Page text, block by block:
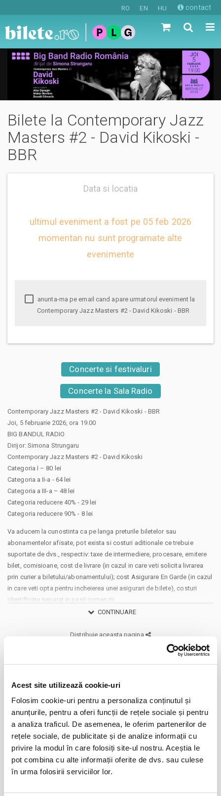
Acest site utilizează cookie-uri
Folosim cookie-uri pentru a personaliza conținutul și
anunțurile, pentru a oferi funcții de rețele sociale și pentru
a analiza traficul. De asemenea, le oferim partenerilor de
rețele sociale, de publicitate și de analize informații cu
privire la modul în care folosiți site-ul nostru. Aceștia le
pot combina cu alte informații oferite de dvs. sau culese
în urma folosirii serviciilor lor.
RO EN HU contact
Bilete la Contemporary Jazz
Masters #2 - David Kikoski -
BBR
Data si locatia
ultimul eveniment a fost pe 05 feb 2026
momentan nu sunt programate alte
evenimente
Contemporary Jazz Masters #2 - David Kikoski - BBR
Concerte si festivaluri
Concerte la Sala Radio
Contemporary Jazz Masters #2 - David Kikoski - BBR
Joi, 5 februarie 2026, ora 19.00
BIG BANDUL RADIO
Dirijor: Simona Strungaru
Contemporary Jazz Masters #2 - David Kikoski
Categoria I – 80 lei
Categoria a II-a - 64 lei
Categoria a III-a – 48 lei
Categoria reducere 40% - 29 lei
Categoria reducere 90% - 8 lei
Va aducem la cunostinta ca pe langa preturile biletelor sau
abonamentelor afisate, pot exista si costuri aditionale ce trebuie
suportate de dvs., respectiv: taxe de intermediere, procesare, emitere
bilet, comisioane, cost de livrare (in cazul in care veti solicita livrarea
prin curier a biletului/abonamentului); cost Asigurare En Garde (in cazul
in care veti opta pentru incheierea unei asigurari de bilete), costuri
identificate separat in pasii comenzii.
Prin cumpararea unui bilet sau abonament de pe site-ul nostru Bilete.ro,
eveniment, precum siTermenii si Conditiilesite-ului Bilete.ro
Taxa administrare - 2%
eveniment, adulti si copii, trebuie sa cumpere bilet sau abonament,
indiferent de varsta. (Mai putin cazurile unde este specificata gratuitate
in limita de varsta).
Va rugam sa respectati orele de acces in sala de spectacol sau in locul
de desfasurare a evenimentului inscriptionate pe bilet, pentru a evita
aglomerarea pe caile de acces sau deranjarea celorlalti spectatori
dupa inceperea spectacolului/evenimentului.
CONTINUARE
Distribuie aceasta pagina
Evenimente similare
Marc Euvrie - Nomadic Piano & Cello
Vlaha
BILETE
12